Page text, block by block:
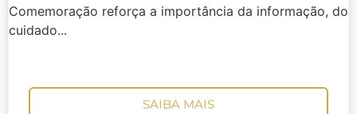
Comemoração reforça a importância da informação, do
cuidado...
SAIBA MAIS